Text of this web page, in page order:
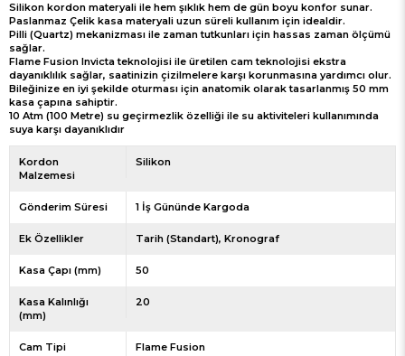
Silikon kordon materyali ile hem şıklık hem de gün boyu konfor sunar.
Paslanmaz Çelik kasa materyali uzun süreli kullanım için idealdir.
Pilli (Quartz) mekanizması ile zaman tutkunları için hassas zaman ölçümü
sağlar.
Flame Fusion Invicta teknolojisi ile üretilen cam teknolojisi ekstra
dayanıklılık sağlar, saatinizin çizilmelere karşı korunmasına yardımcı olur.
Bileğinize en iyi şekilde oturması için anatomik olarak tasarlanmış 50 mm
kasa çapına sahiptir.
10 Atm (100 Metre) su geçirmezlik özelliği ile su aktiviteleri kullanımında
suya karşı dayanıklıdır
Kordon
Malzemesi
Silikon
Gönderim Süresi 1 İş Gününde Kargoda
Ek Özellikler Tarih (Standart) Kronograf
Kasa Çapı (mm) 50
Kasa Kalınlığı
(mm)
20
Cam Tipi Flame Fusion